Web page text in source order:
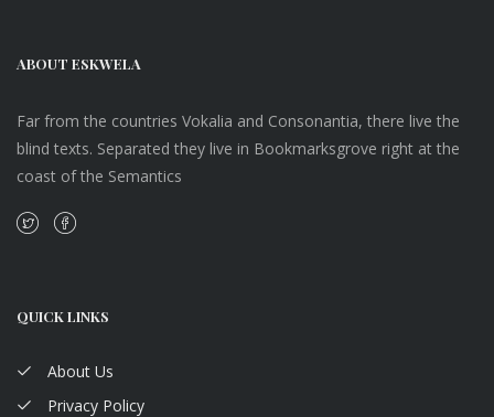
ABOUT ESKWELA
Far from the countries Vokalia and Consonantia, there live the
blind texts. Separated they live in Bookmarksgrove right at the
coast of the Semantics
QUICK LINKS
About Us
Privacy Policy